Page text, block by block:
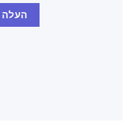
העלה